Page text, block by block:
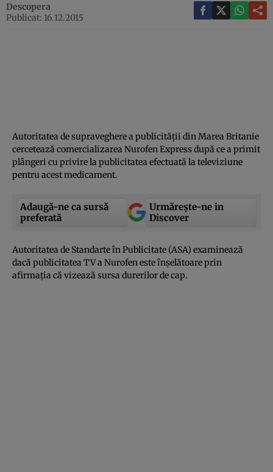
Descopera
Publicat: 16.12.2015
Autoritatea de supraveghere a publicităţii din Marea Britanie
cercetează comercializarea Nurofen Express după ce a primit
plângeri cu privire la publicitatea efectuată la televiziune
pentru acest medicament.
Adaugă-ne ca sursă
preferată
Urmărește-ne in
Discover
Autoritatea de Standarte în Publicitate (ASA) examinează
dacă publicitatea TV a Nurofen este înşelătoare prin
afirmaţia că vizează sursa durerilor de cap.